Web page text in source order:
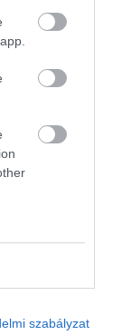
szabályzat